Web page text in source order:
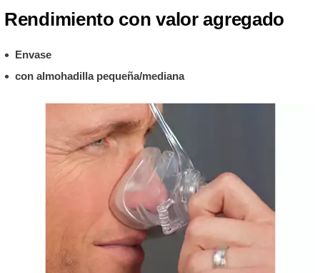
Rendimiento con valor agregado
Envase
con almohadilla pequeña/mediana